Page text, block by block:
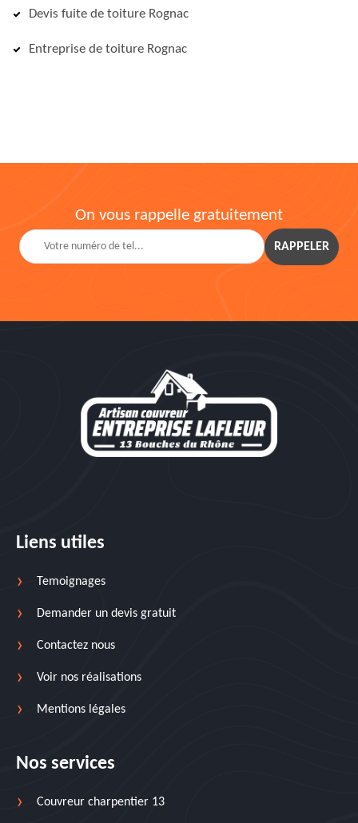
Devis fuite de toiture Rognac
Entreprise de toiture Rognac
On vous rappelle gratuitement
Liens utiles
Temoignages
Demander un devis gratuit
Contactez nous
Voir nos réalisations
Mentions légales
Nos services
Couvreur charpentier 13